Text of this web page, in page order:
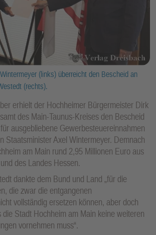
(links) überreicht den Bescheid an
(rechts).
erhielt der Hochheimer Bürgermeister Dirk
des Main-Taunus-Kreises den Bescheid
ausgebliebene Gewerbesteuereinnahmen
Staatsminister Axel Wintermeyer. Demnach
am Main rund 2,95 Millionen Euro aus
des Landes Hessen.
dankte dem Bund und Land „für die
die zwar die entgangenen
vollständig ersetzen können, aber doch
die Stadt Hochheim am Main keine weiteren
vornehmen muss“.